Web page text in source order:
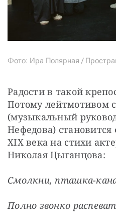
Фото: Ира Полярная /
Радости в такой
Потому лейтмотивом
(музыкальный
Нефедова)
XIX века на стихи
Николая Цыганцова:
Смолкни, пташка-
Полно звонко